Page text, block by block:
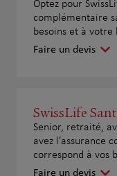
Optez pour
complémentaire
besoins et à votre
Faire un devis
SwissLife
Senior, retraité,
avez l'assurance
correspond à vos
Faire un devis